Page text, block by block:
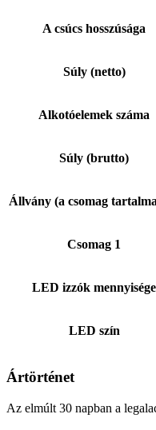
A csúcs hosszúsága
Súly (netto)
Alkotóelemek száma
Súly (brutto)
Állvány (a csomag
Csomag 1
LED izzók mennyisége
LED szín
Ártörténet
Az elmúlt 30 napban a